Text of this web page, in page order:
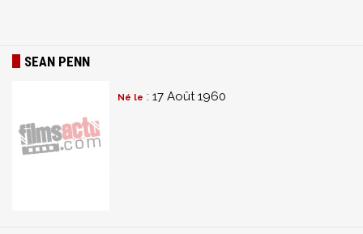
SEAN PENN
Né le : 17 Août 1960